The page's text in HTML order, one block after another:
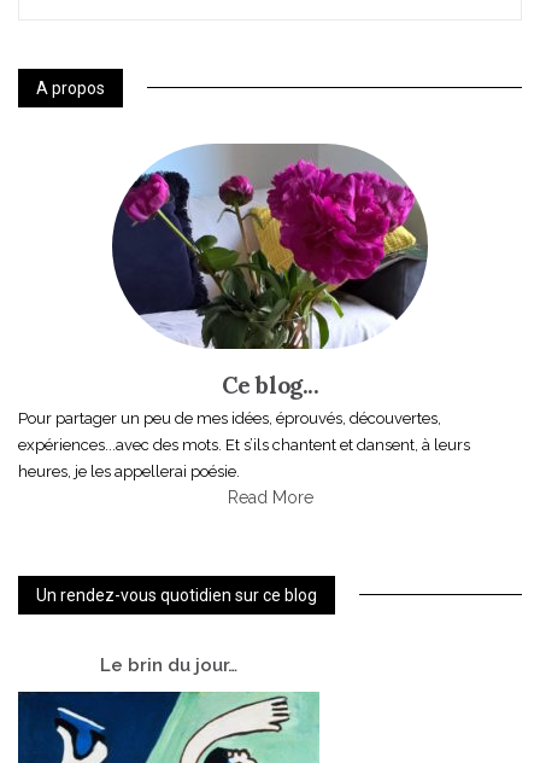
A propos
Ce blog...
Pour partager un peu de mes idées, éprouvés, découvertes,
expériences...avec des mots. Et s’ils chantent et dansent, à leurs
heures, je les appellerai poésie.
Read More
Un rendez-vous quotidien sur ce blog
Le brin du jour…